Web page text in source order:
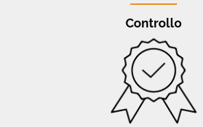
Controllo